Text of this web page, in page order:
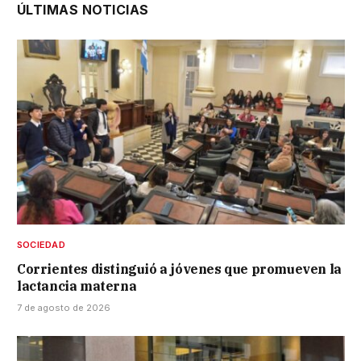
ÚLTIMAS NOTICIAS
SOCIEDAD
Corrientes distinguió a jóvenes que promueven la
lactancia materna
7 de agosto de 2026